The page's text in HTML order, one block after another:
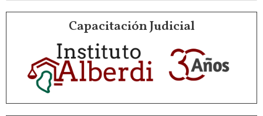
Capacitación Judicial